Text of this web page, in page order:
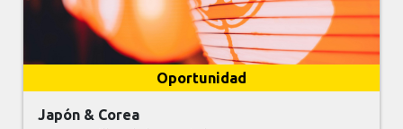
Oportunidad
Japón & Corea